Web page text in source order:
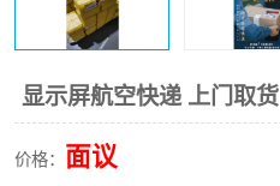
显示屏航空快递 上门取货
价格： 面议